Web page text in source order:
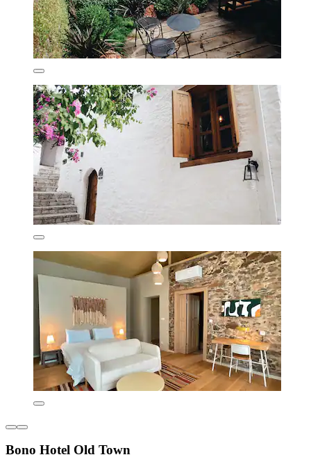
Bono Hotel Old Town